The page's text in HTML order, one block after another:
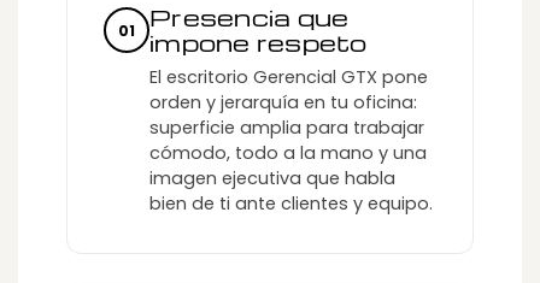
01
Presencia que
impone respeto
El escritorio Gerencial GTX pone
orden y jerarquía en tu oficina:
superficie amplia para trabajar
cómodo, todo a la mano y una
imagen ejecutiva que habla
bien de ti ante clientes y equipo.